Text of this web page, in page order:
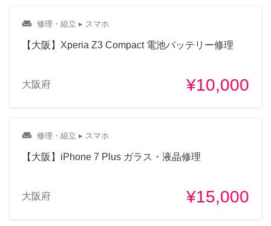
weekend 修理・組立 ▸ スマホ
【大阪】Xperia Z3 Compact 電池バッテリー修理
大阪府 ¥10,000
weekend 修理・組立 ▸ スマホ
【大阪】iPhone 7 Plus ガラス・液晶修理
大阪府 ¥15,000